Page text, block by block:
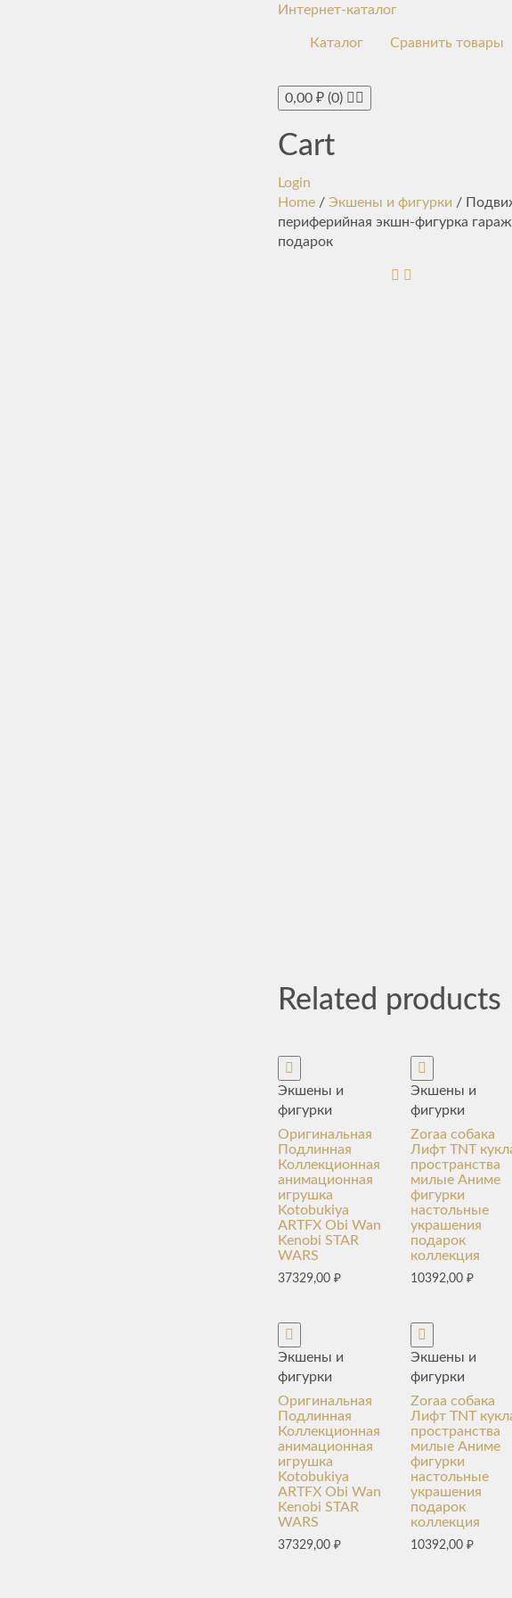
Интернет-каталог
Каталог Сравнить товары
0,00 ₽ (0)
Cart
Login
Home / Экшены и фигурки /
периферийная экшн-фигурка
подарок
Related products
Экшены и
фигурки
Оригинальная
Подлинная
Коллекционная
анимационная
игрушка
Kotobukiya
ARTFX Obi Wan
Kenobi STAR
WARS
37329,00 ₽
Экшены и
фигурки
Оригинальная
Подлинная
Коллекционная
анимационная
игрушка
Kotobukiya
ARTFX Obi Wan
Kenobi STAR
WARS
37329,00 ₽
Экшены и
фигурки
Zoraa собака
Лифт TNT
пространства
милые Аниме
фигурки
настольные
украшения
подарок
коллекция
10392,00₽
Экшены и
фигурки
Zoraa собака
Лифт TNT
пространства
милые Аниме
фигурки
настольные
украшения
подарок
коллекция
10392,00₽